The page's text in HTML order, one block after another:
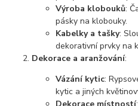
Výroba klobouků:
pásky na klobouky.
Kabelky a tašky:
dekorativní prvky na
Dekorace a aranžování:
Vázání kytic:
kytic a jiných